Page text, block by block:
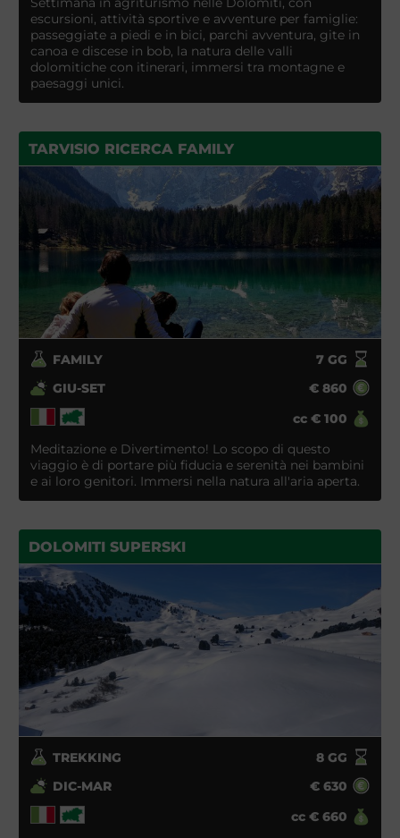
escursioni, attività sportive e avventure per famiglie:
passeggiate a piedi e in bici, parchi avventura, gite in
canoa e discese in bob, la natura delle valli
dolomitiche con itinerari, immersi tra montagne e
paesaggi unici.
TARVISIO RICERCA FAMILY
FAMILY 7GG
GIU-SET
€ 860
cc € 100
Meditazione e Divertimento! Lo scopo di questo
viaggio è di portare più fiducia e serenità nei bambini
e ai loro genitori. Immersi nella natura all'aria aperta.
DOLOMITI SUPERSKI
TREKKING 8GG
DIC-MAR
€ 630
cc € 660